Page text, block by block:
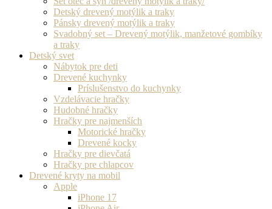
Detský drevený motýlik a traky
Pánsky drevený motýlik a traky
Svadobný set – Drevený motýlik, manžetové gombíky
a traky
Detský svet
Nábytok pre deti
Drevené kuchynky
Príslušenstvo do kuchynky
Vzdelávacie hračky
Hudobné hračky
Hračky pre najmenších
Motorické hračky
Drevené kocky
Hračky pre dievčatá
Hračky pre chlapcov
Drevené kryty na mobil
Apple
iPhone 17